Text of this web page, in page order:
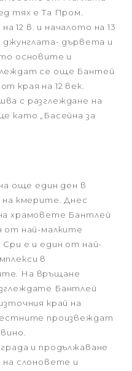
тях е Та Пром.
12 в. и началото на 13
джунглата- дървета и
основите и
се още Бантей
края на 12 век.
с разглеждане на
като „Басейна за
още един ден в
на кмерите. Днес
храмовете Бантлей
от най-малките
е и един от най-
в
На връщане
Бантлей
край на
произвеждат
и продължаване
на слоновете и